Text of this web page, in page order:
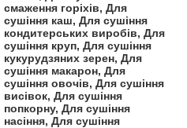
смаження горіхів, Для
сушіння каш, Для сушіння
кондитерських виробів, Для
сушіння круп, Для сушіння
кукурудзяних зерен, Для
сушіння макарон, Для
сушіння овочів, Для сушіння
висівок, Для сушіння
попкорну, Для сушіння
насіння, Для сушіння